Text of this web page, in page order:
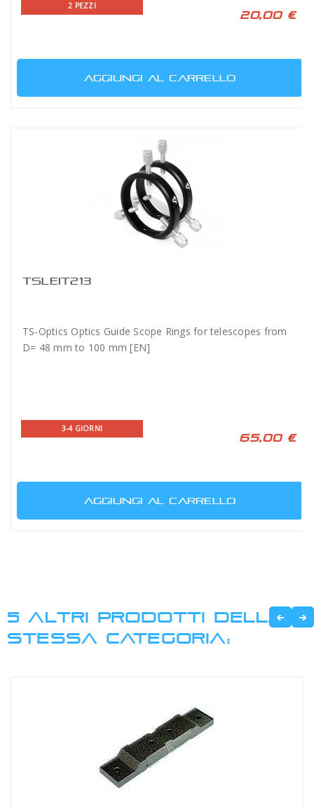
2 PEZZI
20,00 €
AGGIUNGI AL CARRELLO
TSLEIT213
TS-Optics Optics Guide Scope Rings for telescopes from
D= 48 mm to 100 mm [EN]
3-4 GIORNI
65,00 €
AGGIUNGI AL CARRELLO
5 ALTRI PRODOTTI DELLA
STESSA CATEGORIA: